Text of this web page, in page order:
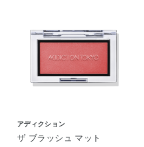
アディクション
ザ ブラッシュ マット